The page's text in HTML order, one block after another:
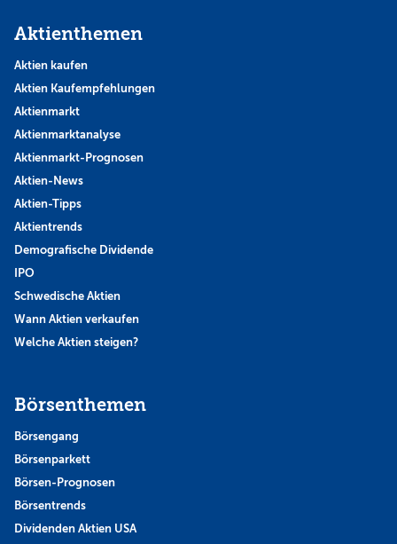
Aktienthemen
Aktien kaufen
Aktien Kaufempfehlungen
Aktienmarkt
Aktienmarktanalyse
Aktienmarkt-Prognosen
Aktien-News
Aktien-Tipps
Aktientrends
Demografische Dividende
IPO
Schwedische Aktien
Wann Aktien verkaufen
Welche Aktien steigen?
Börsenthemen
Börsengang
Börsenparkett
Börsen-Prognosen
Börsentrends
Dividenden Aktien USA